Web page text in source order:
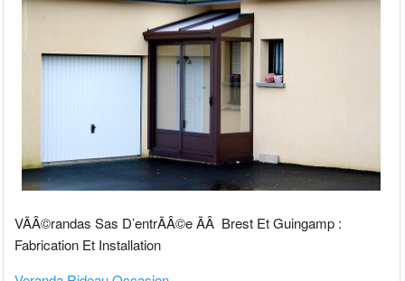
VÃÂ©randas Sas D’entrÃÂ©e ÃÂ Brest Et Guingamp :
Fabrication Et Installation